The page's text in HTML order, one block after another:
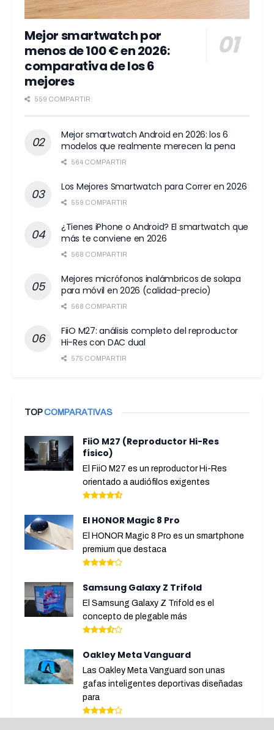
Mejor smartwatch por
menos de 100 € en 2026:
comparativa de los 6
mejores
559 COMPARTIR
Mejor smartwatch Android en 2026: los 6
modelos que realmente merecen la pena
564 COMPARTIR
Los Mejores Smartwatch para Correr en 2026
559 COMPARTIR
¿Tienes iPhone o Android? El smartwatch que
más te conviene en 2026
568 COMPARTIR
Mejores micrófonos inalámbricos de solapa
para móvil en 2026 (calidad-precio)
568 COMPARTIR
FiiO M27: análisis completo del reproductor
Hi-Res con DAC dual
575 COMPARTIR
TOPCOMPARATIVAS
FiiO M27 (Reproductor Hi-Res
físico)
El FiiO M27 es un reproductor Hi-Res
orientado a audiófilos exigentes
El HONOR Magic 8 Pro
El HONOR Magic 8 Pro es un smartphone
premium que destaca
Samsung Galaxy Z Trifold
El Samsung Galaxy Z Trifold es el
concepto de plegable más
Oakley Meta Vanguard
Las Oakley Meta Vanguard son unas
gafas inteligentes deportivas diseñadas
para